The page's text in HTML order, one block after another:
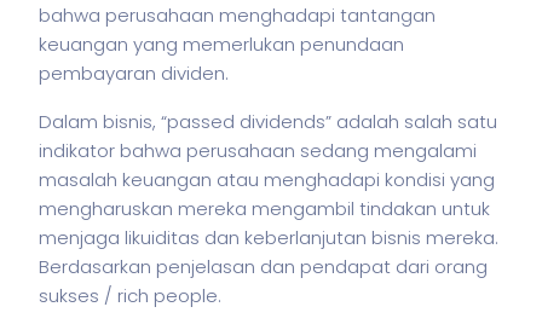
bahwa perusahaan menghadapi tantangan
keuangan yang memerlukan penundaan
pembayaran dividen.
Dalam bisnis, “passed dividends” adalah salah satu
indikator bahwa perusahaan sedang mengalami
masalah keuangan atau menghadapi kondisi yang
mengharuskan mereka mengambil tindakan untuk
menjaga likuiditas dan keberlanjutan bisnis mereka.
Berdasarkan penjelasan dan pendapat dari orang
sukses / rich people.